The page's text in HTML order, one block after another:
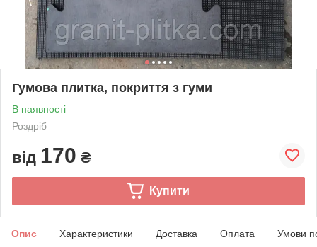
Гумова плитка, покриття з гуми
В наявності
Роздріб
від 170 ₴
Купити
Опис Характеристики Доставка Оплата Умови